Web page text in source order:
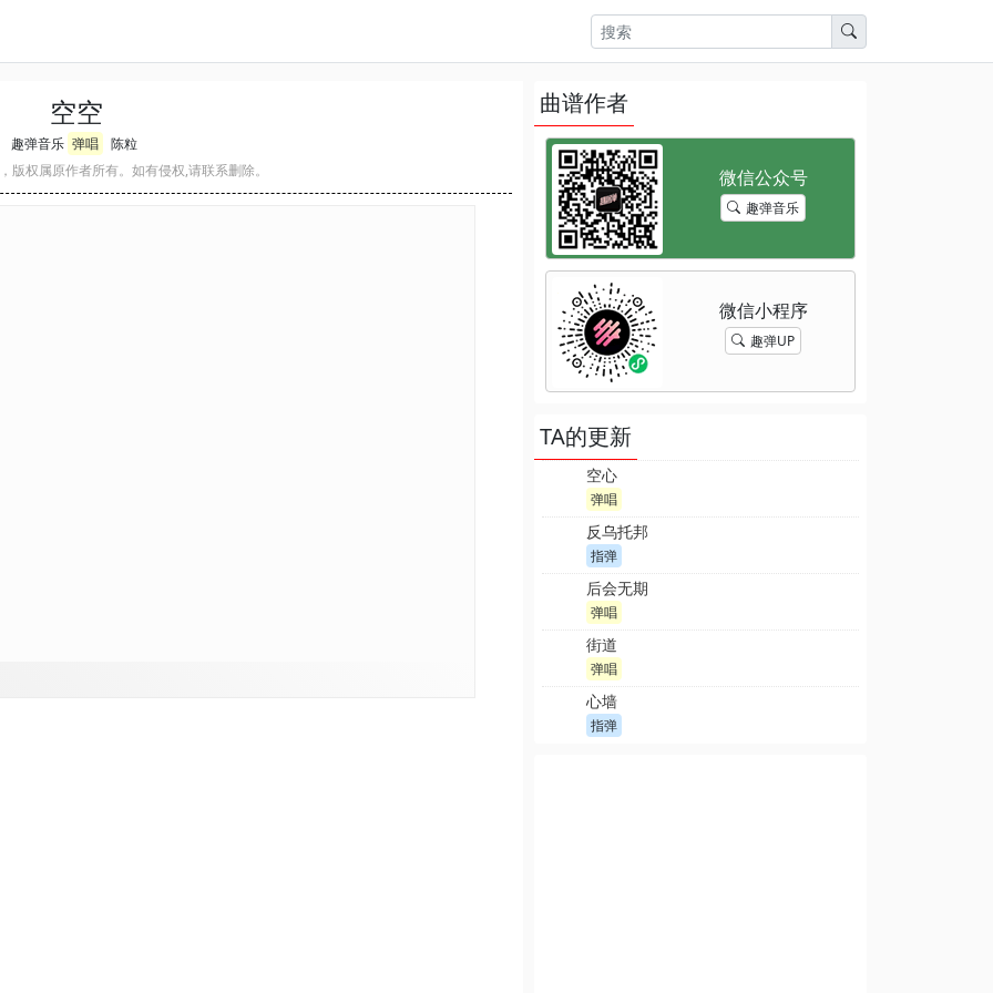
空空
趣弹音乐 弹唱
陈粒
版权属原作者所有。如有侵权,请联系删除。
曲谱作者
趣弹音乐
趣弹UP
TA的更新
空心
弹唱
反乌托邦
指弹
后会无期
弹唱
街道
弹唱
心墙
指弹